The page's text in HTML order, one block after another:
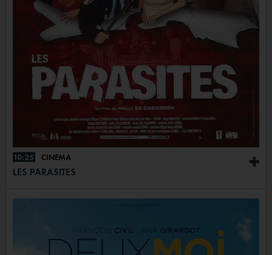
+
10:25 CINÉMA
LES PARASITES